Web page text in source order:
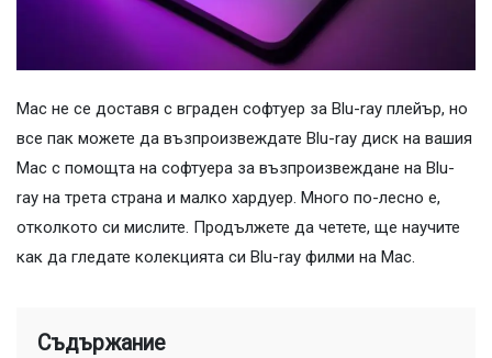
Mac не се доставя с вграден софтуер за Blu-ray плейър, но
все пак можете да възпроизвеждате Blu-ray диск на вашия
Mac с помощта на софтуера за възпроизвеждане на Blu-
ray на трета страна и малко хардуер. Много по-лесно е,
отколкото си мислите. Продължете да четете, ще научите
как да гледате колекцията си Blu-ray филми на Mac.
Съдържание